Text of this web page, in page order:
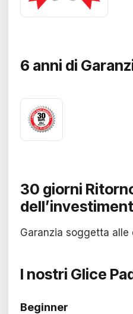
6 anni di
30 giorni
Garanzia soggetta
I nostri Glice
Beginner